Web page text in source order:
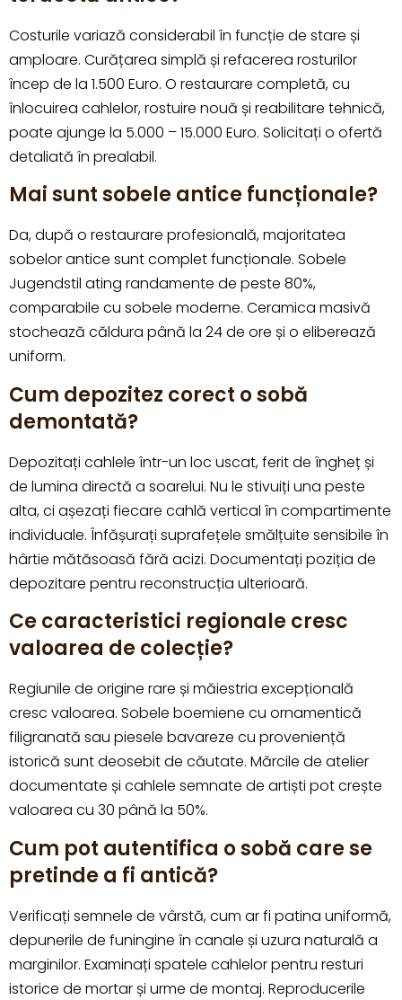
Costurile variază considerabil în funcție de stare și
amploare. Curățarea simplă și refacerea rosturilor
încep de la 1.500 Euro. O restaurare completă, cu
înlocuirea cahlelor, rostuire nouă și reabilitare tehnică,
poate ajunge la 5.000 – 15.000 Euro. Solicitați o ofertă
detaliată în prealabil.
Mai sunt sobele antice funcționale?
Da, după o restaurare profesională, majoritatea
sobelor antice sunt complet funcționale. Sobele
Jugendstil ating randamente de peste 80%,
comparabile cu sobele moderne. Ceramica masivă
stochează căldura până la 24 de ore și o eliberează
uniform.
Cum depozitez corect o sobă
demontată?
Depozitați cahlele într-un loc uscat, ferit de îngheț și
de lumina directă a soarelui. Nu le stivuiți una peste
alta, ci așezați fiecare cahlă vertical în compartimente
individuale. Înfășurați suprafețele smălțuite sensibile în
hârtie mătăsoasă fără acizi. Documentați poziția de
depozitare pentru reconstrucția ulterioară.
Ce caracteristici regionale cresc
valoarea de colecție?
Regiunile de origine rare și măiestria excepțională
cresc valoarea. Sobele boemiene cu ornamentică
filigranată sau piesele bavareze cu proveniență
istorică sunt deosebit de căutate. Mărcile de atelier
documentate și cahlele semnate de artiști pot crește
valoarea cu 30 până la 50%.
Cum pot autentifica o sobă care se
pretinde a fi antică?
Verificați semnele de vârstă, cum ar fi patina uniformă,
depunerile de funingine în canale și uzura naturală a
marginilor. Examinați spatele cahlelor pentru resturi
istorice de mortar și urme de montaj. Reproducerile